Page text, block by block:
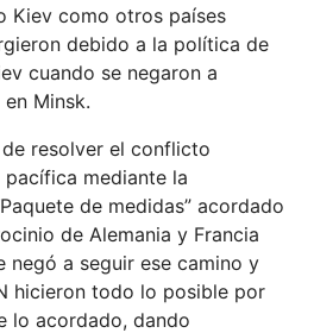
Kiev como otros países
debido a la política de
cuando se negaron a
Minsk.
resolver el conflicto
pacífica mediante la
de medidas” acordado
de Alemania y Francia
negó a seguir ese camino y
hicieron todo lo posible por
lo acordado, dando